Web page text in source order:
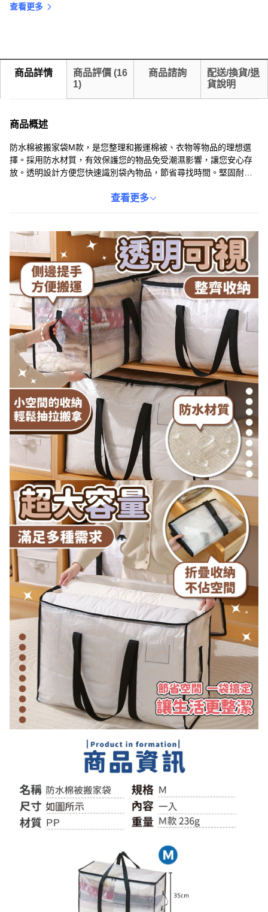
查看更多
商品詳情 商品評價 (16
1)
商品諮詢
配送/換貨/退
貨說明
商品概述
防水棉被搬家袋M款，是您整理和搬運棉被、衣物等物品的理想選
擇。採用防水材質，有效保護您的物品免受潮濕影響，讓您安心存
放。透明設計方便您快速識別袋內物品，節省尋找時間。堅固耐用
36cm x 35cm，容量適中，重量僅236g，輕巧易攜帶。
查看更多